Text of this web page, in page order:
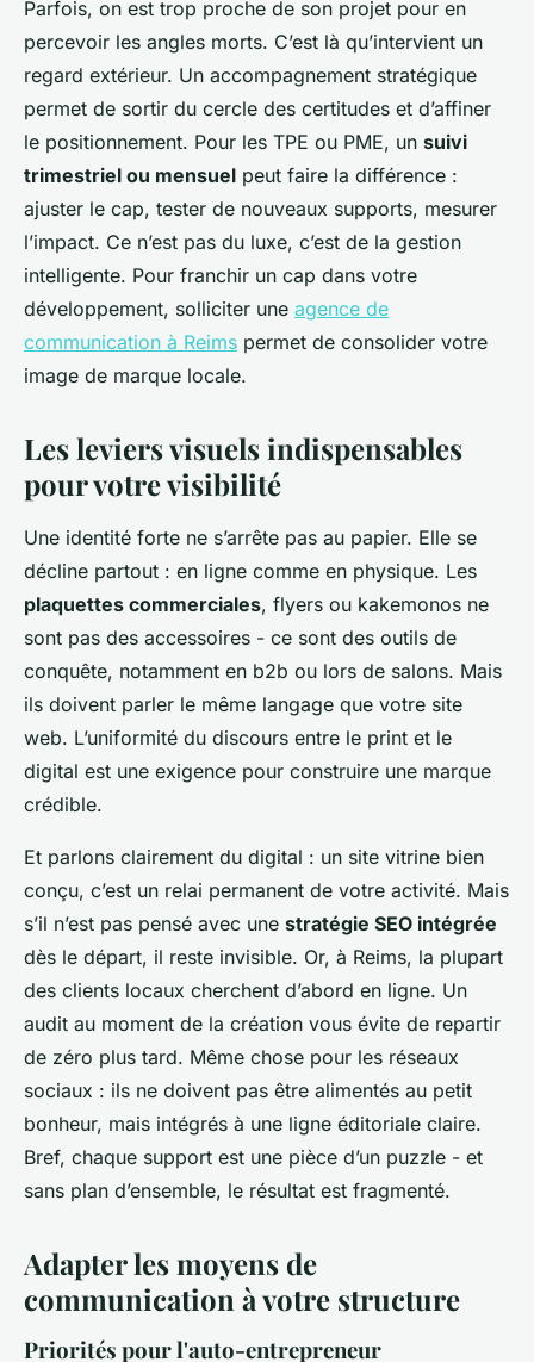
Parfois, on est trop proche de son projet pour en
percevoir les angles morts. C’est là qu’intervient un
regard extérieur. Un accompagnement stratégique
permet de sortir du cercle des certitudes et d’affiner
le positionnement. Pour les TPE ou PME, un suivi
trimestriel ou mensuel peut faire la différence :
ajuster le cap, tester de nouveaux supports, mesurer
l’impact. Ce n’est pas du luxe, c’est de la gestion
intelligente. Pour franchir un cap dans votre
développement, solliciter une agence de
communication à Reims permet de consolider votre
image de marque locale.
Les leviers visuels indispensables
pour votre visibilité
Une identité forte ne s’arrête pas au papier. Elle se
décline partout : en ligne comme en physique. Les
plaquettes commerciales, flyers ou kakemonos ne
sont pas des accessoires - ce sont des outils de
conquête, notamment en b2b ou lors de salons. Mais
ils doivent parler le même langage que votre site
web. L’uniformité du discours entre le print et le
digital est une exigence pour construire une marque
crédible.
Et parlons clairement du digital : un site vitrine bien
conçu, c’est un relai permanent de votre activité. Mais
s’il n’est pas pensé avec une stratégie SEO intégrée
dès le départ, il reste invisible. Or, à Reims, la plupart
des clients locaux cherchent d’abord en ligne. Un
audit au moment de la création vous évite de repartir
de zéro plus tard. Même chose pour les réseaux
sociaux : ils ne doivent pas être alimentés au petit
bonheur, mais intégrés à une ligne éditoriale claire.
Bref, chaque support est une pièce d’un puzzle - et
sans plan d’ensemble, le résultat est fragmenté.
Adapter les moyens de
communication à votre structure
Priorités pour l'auto-entrepreneur